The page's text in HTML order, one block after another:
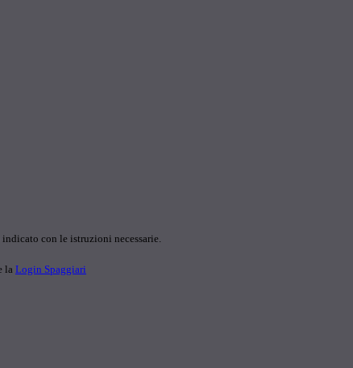
con le istruzioni necessarie.
la Login Spaggiari